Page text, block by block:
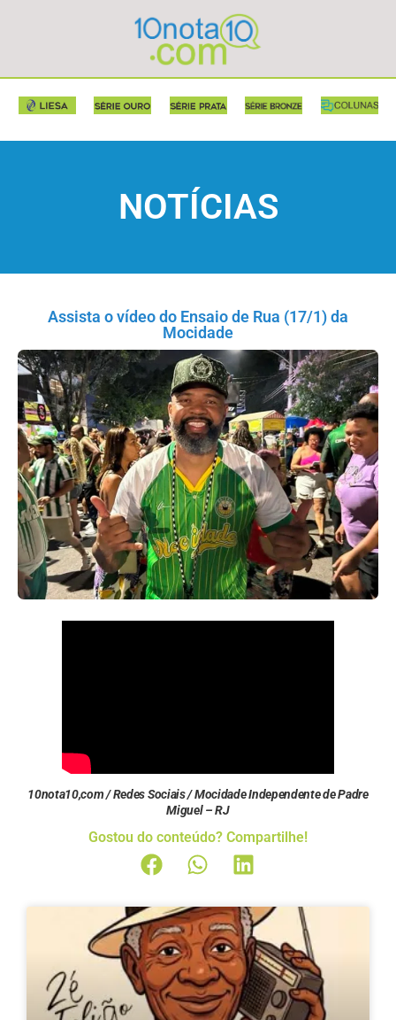
NOTÍCIAS
Assista o vídeo do Ensaio de Rua (17/1) da
Mocidade
10nota10,com / Redes Sociais / Mocidade Independente de Padre
Miguel – RJ
Gostou do conteúdo? Compartilhe!